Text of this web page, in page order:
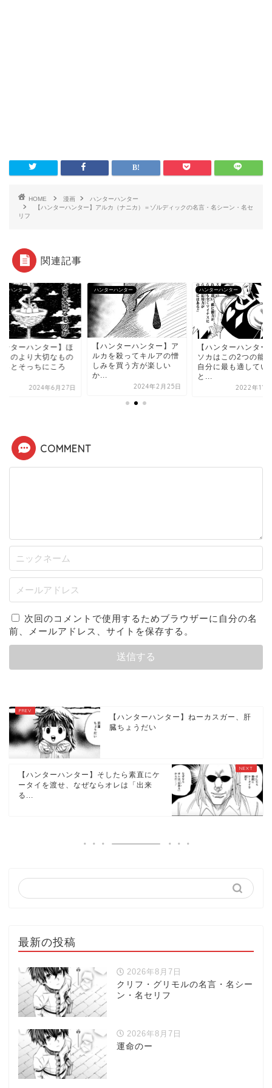
HOME 漫画
ハンターハンター
【ハンターハンター】アルカ（ナニカ）＝ゾルディックの名言・名シーン・名セ
リフ
関連記事
ーハンター
ンターハンター】ほ
ものより大切なもの
っとそっちにころ
2024年6月27日
ハンターハンター
【ハンターハンター】ア
ルカを殺ってキルアの憎
しみを買う方が楽しい
か...
2024年2月25日
ハンターハンター
【ハンターハンター
ソカはこの2つの能
自分に最も適してい
と...
2022年11
COMMENT
次回のコメントで使用するためブラウザーに自分の名
前、メールアドレス、サイトを保存する。
【ハンターハンター】ねーカスガー、肝
臓ちょうだい
【ハンターハンター】そしたら素直にケ
ータイを渡せ、なぜならオレは「出来
る...
最新の投稿
2026年8月7日
クリフ・グリモルの名言・名シー
ン・名セリフ
2026年8月7日
運命のー